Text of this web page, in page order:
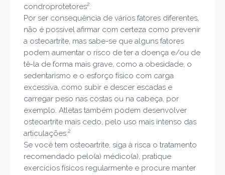
condroprotetores2.
Por ser consequência de vários fatores diferentes,
não é possível afirmar com certeza como prevenir
a osteoartrite, mas sabe-se que alguns fatores
podem aumentar o risco de ter a doença e/ou de
tê-la de forma mais grave, como a obesidade, o
sedentarismo e o esforço físico com carga
excessiva, como subir e descer escadas e
carregar peso nas costas ou na cabeça, por
exemplo. Atletas também podem desenvolver
osteoartrite mais cedo, pelo uso mais intenso das
articulações.2
Se você tem osteoartrite, siga à risca o tratamento
recomendado pelo(a) médico(a), pratique
exercícios físicos regularmente e procure manter